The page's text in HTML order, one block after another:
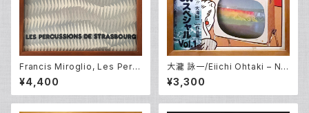
Francis Miroglio, Les Perc
ussions De Strasbourg – E
xtensions 2 (LP)
¥4,400
大瀧 詠一/Eiichi Ohtaki – Nia
gara CM Special Vol. 1 (LP)
¥3,300